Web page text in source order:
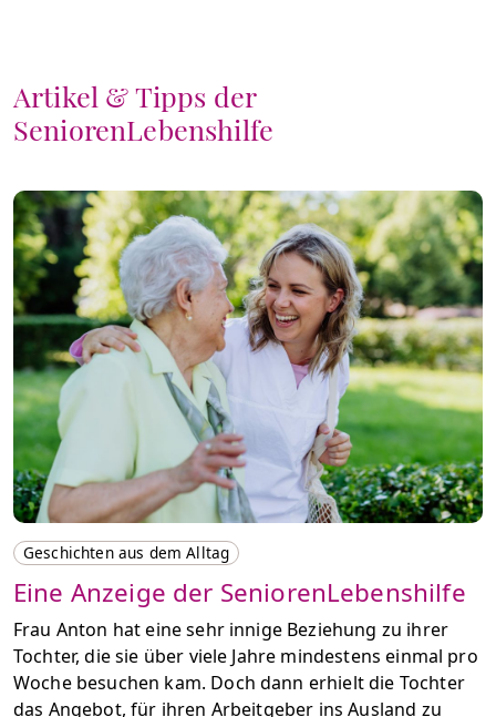
Artikel & Tipps der
SeniorenLebenshilfe
Geschichten aus dem Alltag
Eine Anzeige der SeniorenLebenshilfe
Frau Anton hat eine sehr innige Beziehung zu ihrer
Tochter, die sie über viele Jahre mindestens einmal pro
Woche besuchen kam. Doch dann erhielt die Tochter
das Angebot, für ihren Arbeitgeber ins Ausland zu